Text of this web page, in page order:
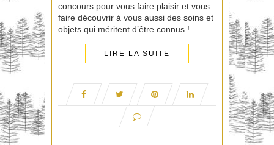
concours pour vous faire plaisir et vous
faire découvrir à vous aussi des soins et
objets qui méritent d’être connus !
LIRE LA SUITE